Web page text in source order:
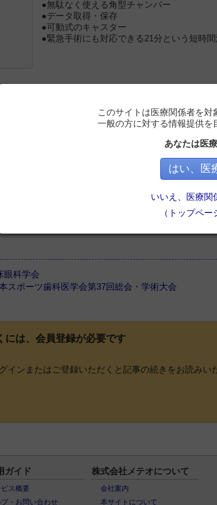
●無駄なく使える角型チャンバー
●データ取得・保存
●可動式のキャスター
●緊急手術にも対応できる21分という短時
44回日本眼科手術学会学術総会
九州デンタルショー
ディカルショージャパン&ビジネスエキスポ2020
43回中部日本デンタルショー
畿デンタルショー2020
眼科学会
スポーツ歯科医学会第37回総会・学術大会
には、会員登録が必要です
インまたはご登録いただくと記事の続きをお読みい
ガイド
ス概要
・お問い合わせ
株式会社メテオについて
会社案内
本サイトについて
このサイトは医療関係者を対
一般の方に対する情報提供を
あなたは医
はい、医
いいえ、医療関
（トップペー